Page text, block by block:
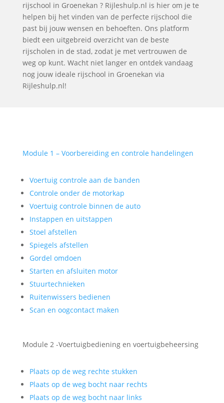
rijschool in Groenekan ? Rijleshulp.nl is hier om je te
helpen bij het vinden van de perfecte rijschool die
past bij jouw wensen en behoeften. Ons platform
biedt een uitgebreid overzicht van de beste
rijscholen in de stad, zodat je met vertrouwen de
weg op kunt. Wacht niet langer en ontdek vandaag
nog jouw ideale rijschool in Groenekan via
Rijleshulp.nl!
Module 1 – Voorbereiding en controle handelingen
Voertuig controle aan de banden
Controle onder de motorkap
Voertuig controle binnen de auto
Instappen en uitstappen
Stoel afstellen
Spiegels afstellen
Gordel omdoen
Starten en afsluiten motor
Stuurtechnieken
Ruitenwissers bedienen
Scan en oogcontact maken
Module 2 -Voertuigbediening en voertuigbeheersing
Plaats op de weg rechte stukken
Plaats op de weg bocht naar rechts
Plaats op de weg bocht naar links